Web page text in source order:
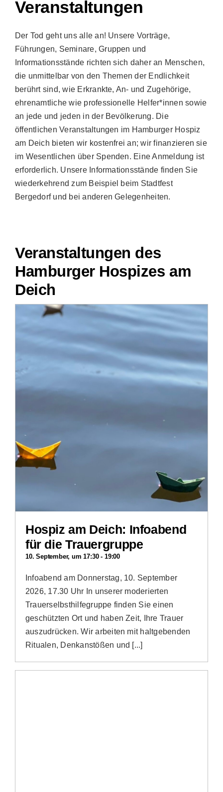
Veranstaltungen
Der Tod geht uns alle an! Unsere Vorträge,
Führungen, Seminare, Gruppen und
Informationsstände richten sich daher an Menschen,
die unmittelbar von den Themen der Endlichkeit
berührt sind, wie Erkrankte, An- und Zugehörige,
ehrenamtliche wie professionelle Helfer*innen sowie
an jede und jeden in der Bevölkerung. Die
öffentlichen Veranstaltungen im Hamburger Hospiz
am Deich bieten wir kostenfrei an; wir finanzieren sie
im Wesentlichen über Spenden. Eine Anmeldung ist
erforderlich. Unsere Informationsstände finden Sie
wiederkehrend zum Beispiel beim Stadtfest
Bergedorf und bei anderen Gelegenheiten.
Veranstaltungen des
Hamburger Hospizes am
Deich
Hospiz am Deich: Infoabend
für die Trauergruppe
10. September, um 17:30- 19:00
Infoabend am Donnerstag, 10. September
2026, 17.30 Uhr In unserer moderierten
Trauerselbsthilfegruppe finden Sie einen
geschützten Ort und haben Zeit, Ihre Trauer
auszudrücken. Wir arbeiten mit haltgebenden
Ritualen, Denkanstößen und [...]